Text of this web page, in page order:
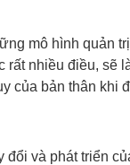
mô hình quản
nhiều điều, sẽ
của bản thân khi
và phát triển